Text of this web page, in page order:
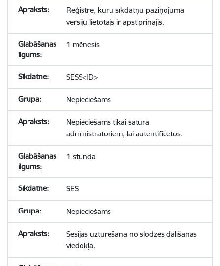
Reģistrē, kuru sīkdatņu paziņojuma
versiju lietotājs ir apstiprinājis.
1 mēnesis
SESS<ID>
Nepieciešams
Nepieciešams tikai satura
administratoriem, lai autentificētos.
1 stunda
SES
Nepieciešams
Sesijas uzturēšana no slodzes dalīšanas
viedokļa.